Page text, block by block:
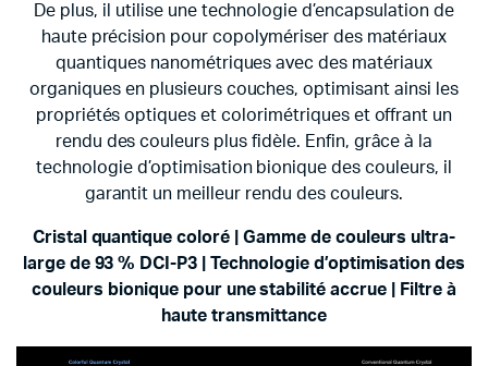
De plus, il utilise une technologie d’encapsulation de
haute précision pour copolymériser des matériaux
quantiques nanométriques avec des matériaux
organiques en plusieurs couches, optimisant ainsi les
propriétés optiques et colorimétriques et offrant un
rendu des couleurs plus fidèle. Enfin, grâce à la
technologie d’optimisation bionique des couleurs, il
garantit un meilleur rendu des couleurs.
Cristal quantique coloré | Gamme de couleurs ultra-
large de 93 % DCI-P3 |Technologie d’optimisation des
couleurs bionique pour une stabilité accrue | Filtre à
haute transmittance